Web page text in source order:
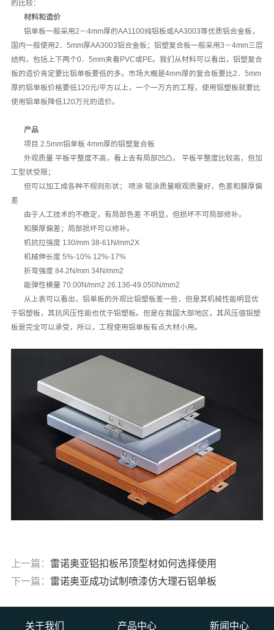
的比较：
材料和造价
铝单板一般采用2－4mm厚的AA1100纯铝板或AA3003等优质铝合金板，
国内一般使用2．5mm厚AA3003铝合金板；铝塑复合板一般采用3－4mm三层
结构，包括上下两个0．5mm夹着PVC或PE。我们从材料可以看出，铝塑复合
板的造价肯定要比铝单板要低的多。市场大概是4mm厚的复合板要比2．5mm
厚的铝单板价格要低120元/平方以上，一个一万方的工程，使用铝塑板就要比
使用铝单板降低120万元的造价。
产品
项目 2.5mm铝单板 4mm厚的铝塑复合板
外观质量 平板平整度不高，看上去有局部凹凸， 平板平整度比较高，但加
工型状受限；
但可以加工成各种不规则形状； 喷涂 辊涂质量眼观质量好，色差和膜厚偏
差
由于人工技术的不稳定，有局部色差 不明显，但损坏不可局部修补。
和膜厚偏差；局部损坏可以修补。
机抗拉强度 130/mm 38-61N/mm2X
机械伸长度 5%-10% 12%-17%
折弯强度 84.2N/mm 34N/mm2
能弹性模量 70.00N/mm2 26.136-49.050N/mm2
从上表可以看出，铝单板的外观比铝塑板差一些，但是其机械性能明显优
于铝塑板，其抗风压性能也优于铝塑板。但是在我国大部地区，其风压值铝塑
板是完全可以承受，所以，工程使用铝单板有点大材小用。
上一篇： 雷诺奥亚铝扣板吊顶型材如何选择使用
下一篇： 雷诺奥亚成功试制喷漆仿大理石铝单板
关于我们 产品中心 新闻中心